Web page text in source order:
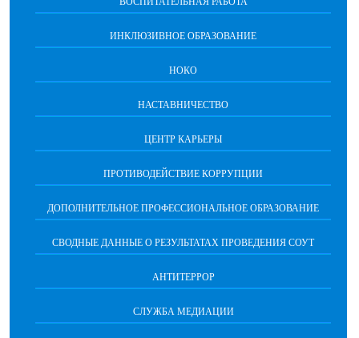
ИНКЛЮЗИВНОЕ ОБРАЗОВАНИЕ
НОКО
НАСТАВНИЧЕСТВО
ЦЕНТР КАРЬЕРЫ
ПРОТИВОДЕЙСТВИЕ КОРРУПЦИИ
ДОПОЛНИТЕЛЬНОЕ ПРОФЕССИОНАЛЬНОЕ ОБРАЗОВАНИЕ
СВОДНЫЕ ДАННЫЕ О РЕЗУЛЬТАТАХ ПРОВЕДЕНИЯ СОУТ
АНТИТЕРРОР
СЛУЖБА МЕДИАЦИИ